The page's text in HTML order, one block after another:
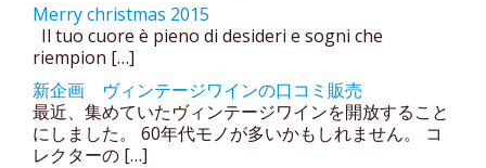
Merry christmas 2015
Il tuo cuore è pieno di desideri e sogni che
riempion […]
新企画 ヴィンテージワインの口コミ販売
最近、集めていたヴィンテージワインを開放すること
にしました。 60年代モノが多いかもしれません。 コ
レクターの […]